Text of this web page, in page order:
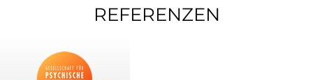
REFERENZEN